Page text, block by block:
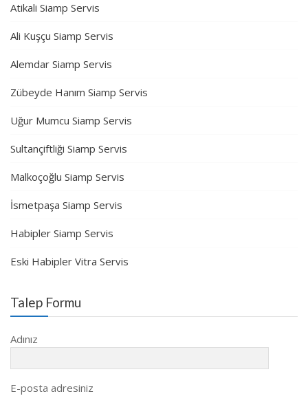
Atikali Siamp Servis
Ali Kuşçu Siamp Servis
Alemdar Siamp Servis
Zübeyde Hanım Siamp Servis
Uğur Mumcu Siamp Servis
Sultançiftliği Siamp Servis
Malkoçoğlu Siamp Servis
İsmetpaşa Siamp Servis
Habipler Siamp Servis
Eski Habipler Vitra Servis
Talep Formu
Adınız
E-posta adresiniz